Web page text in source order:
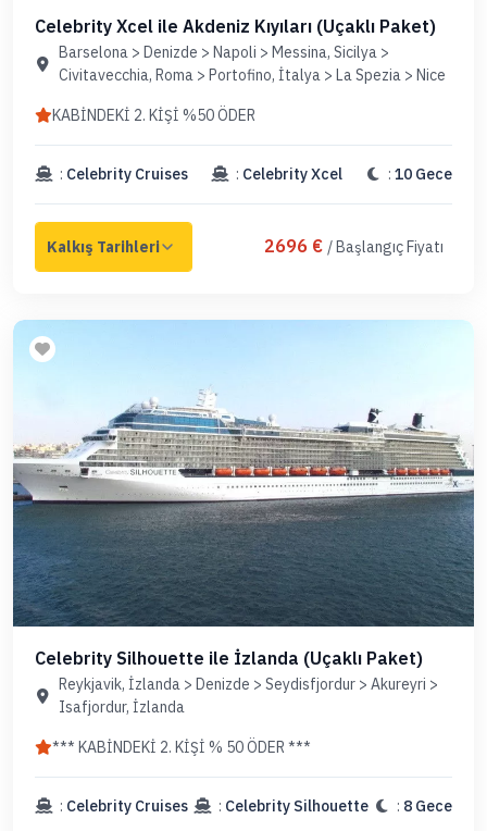
Celebrity Xcel ile Akdeniz Kıyıları (Uçaklı Paket)
Barselona > Denizde > Napoli > Messina, Sicilya >
Civitavecchia, Roma > Portofino, İtalya > La Spezia > Nice
KABİNDEKİ 2. KİŞİ %50 ÖDER
: Celebrity Cruises : Celebrity Xcel : 10 Gece
2696 € / Başlangıç Fiyatı
Celebrity Silhouette ile İzlanda (Uçaklı Paket)
Reykjavik, İzlanda > Denizde > Seydisfjordur > Akureyri >
Isafjordur, İzlanda
*** KABİNDEKİ 2. KİŞİ % 50 ÖDER ***
: Celebrity Cruises : Celebrity Silhouette : 8 Gece